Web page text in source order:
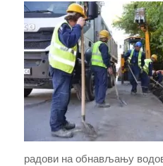
радови на обнављању